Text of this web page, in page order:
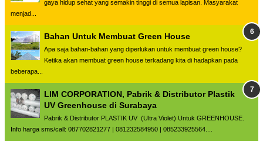
gaya hidup sehat yang semakin tinggi di semua lapisan. Masyarakat
menjad...
Bahan Untuk Membuat Green House
Apa saja bahan-bahan yang diperlukan untuk membuat green house?
Ketika akan membuat green house terkadang kita di hadapkan pada
beberapa...
LIM CORPORATION, Pabrik & Distributor Plastik
UV Greenhouse di Surabaya
Pabrik & Distributor PLASTIK UV (Ultra Violet) Untuk GREENHOUSE.
Info harga sms/call: 087702821277 | 081232584950 | 085233925564....